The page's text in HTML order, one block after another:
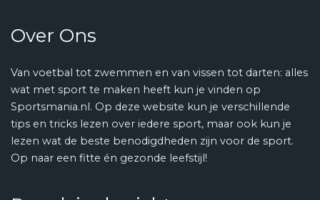
Over Ons
Van voetbal tot zwemmen en van vissen tot darten: alles
wat met sport te maken heeft kun je vinden op
Sportsmania.nl. Op deze website kun je verschillende
tips en tricks lezen over iedere sport, maar ook kun je
lezen wat de beste benodigdheden zijn voor de sport.
Op naar een fitte én gezonde leefstijl!